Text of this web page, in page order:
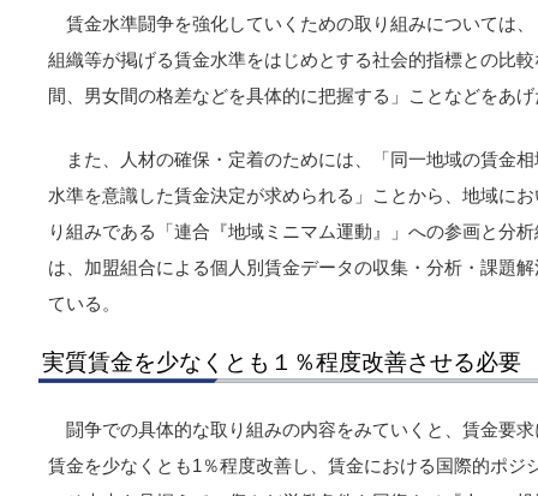
賃金水準闘争を強化していくための取り組みについては
組織等が掲げる賃金水準をはじめとする社会的指標との比
間、男女間の格差などを具体的に把握する」ことなどをあげ
また、人材の確保・定着のためには、「同一地域の賃金
水準を意識した賃金決定が求められる」ことから、地域に
り組みである「連合『地域ミニマム運動』」への参画と分
は、加盟組合による個人別賃金データの収集・分析・課題
ている。
実質賃金を少なくとも１％程度改善させる必要
闘争での具体的な取り組みの内容をみていくと、賃金要
賃金を少なくとも1％程度改善し、賃金における国際的ポジ